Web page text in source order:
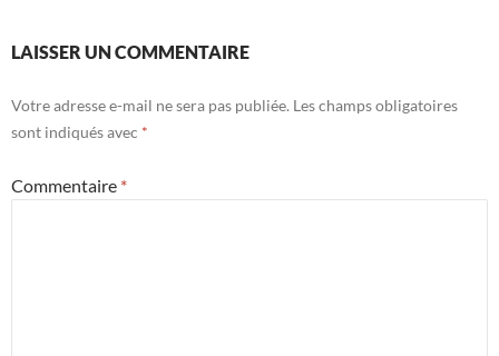
LAISSER UN COMMENTAIRE
Votre adresse e-mail ne sera pas publiée. Les champs obligatoires
sont indiqués avec *
Commentaire *